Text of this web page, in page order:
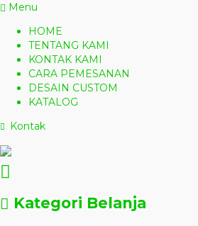
Menu
HOME
TENTANG KAMI
KONTAK KAMI
CARA PEMESANAN
DESAIN CUSTOM
KATALOG
Kontak
Kategori Belanja